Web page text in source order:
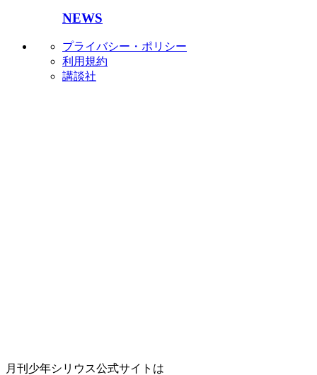
NEWS
プライバシー・ポリシー
利用規約
講談社
月刊少年シリウス公式サイトは